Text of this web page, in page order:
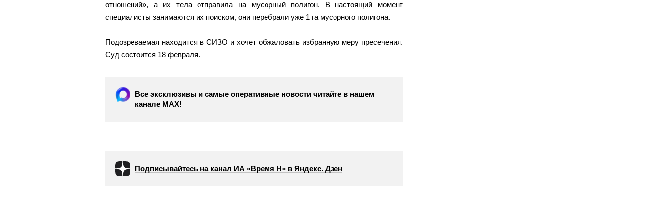
отношений», а их тела отправила на мусорный полигон. В настоящий момент
специалисты занимаются их поиском, они перебрали уже 1 га мусорного полигона.
Подозреваемая находится в СИЗО и хочет обжаловать избранную меру пресечения.
Суд состоится 18 февраля.
Все эксклюзивы и самые оперативные новости читайте в нашем
канале МАХ!
Подписывайтесь на канал ИА «Время Н» в Яндекс. Дзен